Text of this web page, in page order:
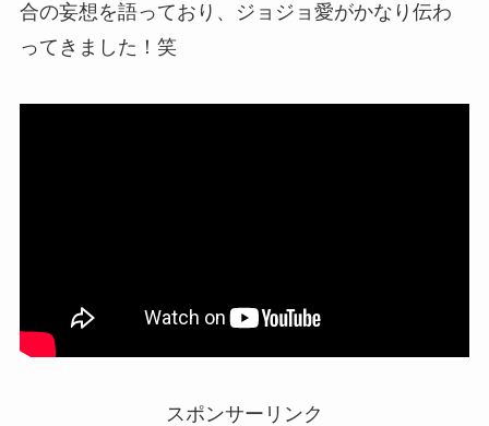
合の妄想を語っており、ジョジョ愛がかなり伝わ
ってきました！笑
スポンサーリンク